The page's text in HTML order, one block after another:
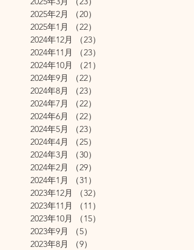
2025年2月
（20）
2025年1月
（22）
2024年12月
（23）
2024年11月
（23）
2024年10月
（21）
2024年9月
（22）
2024年8月
（23）
2024年7月
（22）
2024年6月
（22）
2024年5月
（23）
2024年4月
（25）
2024年3月
（30）
2024年2月
（29）
2024年1月
（31）
2023年12月
（32）
2023年11月
（11）
2023年10月
（15）
2023年9月
（5）
2023年8月
（9）